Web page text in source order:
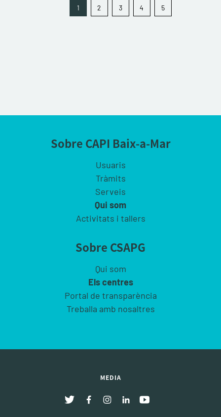
1 2 3 4 5
Sobre CAPI Baix-a-Mar
Usuaris
Tràmits
Serveis
Qui som
Activitats i tallers
Sobre CSAPG
Qui som
Els centres
Portal de transparència
Treballa amb nosaltres
MEDIA